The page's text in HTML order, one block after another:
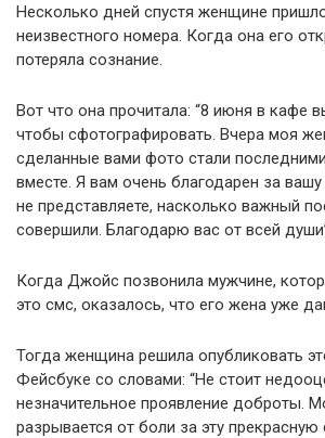
Несколько дней спустя женщине
неизвестного номера. Когда она его
потеряла сознание.
Вот что она прочитала: “8 июня в кафе
чтобы сфотографировать. Вчера моя
сделанные вами фото стали
вместе. Я вам очень благодарен за
не представляете, насколько важный
совершили. Благодарю вас от всей
Когда Джойс позвонила мужчине,
это смс, оказалось, что его жена уже
Тогда женщина решила опубликовать
Фейсбуке со словами: “Не стоит
незначительное проявление доброты.
разрывается от боли за эту